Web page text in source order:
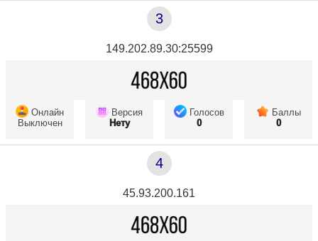
3
149.202.89.30:25599
Онлайн
Выключен
Версия
Нету
Голосов
0
Баллы
0
4
45.93.200.161